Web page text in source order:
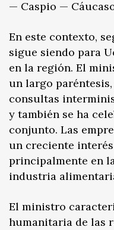
— Caspio —
En este contexto,
sigue siendo para
en la región. El
un largo
consultas
y también se ha
conjunto. Las
un creciente
principalmente en
industria
El ministro
humanitaria de las